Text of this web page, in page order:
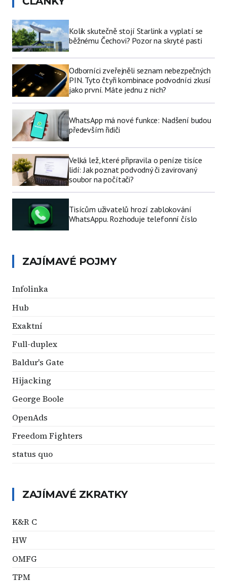
Kolik skutečně stojí Starlink a vyplatí se
běžnému Čechovi? Pozor na skryté pasti
Odborníci zveřejněli seznam nebezpečných
PIN. Tyto čtyři kombinace podvodníci zkusí
jako první. Máte jednu z nich?
WhatsApp má nové funkce: Nadšení budou
především řidiči
Velká lež, které připravila o peníze tisíce
lidí: Jak poznat podvodný či zavirovaný
soubor na počítači?
Tisícům uživatelů hrozí zablokování
WhatsAppu. Rozhoduje telefonní číslo
ZAJÍMAVÉ POJMY
Infolinka
Hub
Exaktní
Full-duplex
Baldur's Gate
Hijacking
George Boole
OpenAds
Freedom Fighters
status quo
ZAJÍMAVÉ ZKRATKY
K&R C
HW
OMFG
TPM